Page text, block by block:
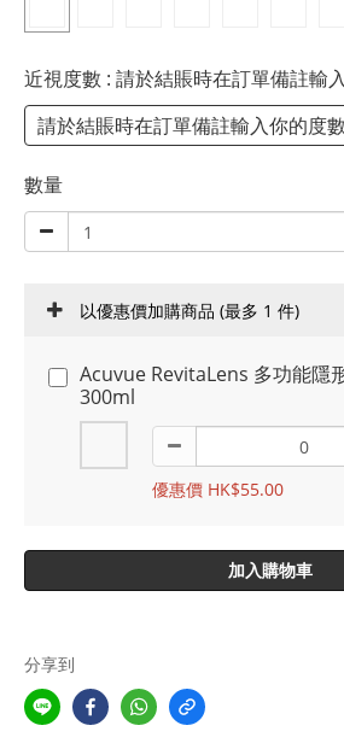
近視度數 : 請於結賬時在訂單備註輸
請於結賬時在訂單備註輸入你的度數
數量
以優惠價加購商品 (最多 1 件)
Acuvue RevitaLens 多功能隱
300ml
優惠價 HK$55.00
加入購物車
分享到